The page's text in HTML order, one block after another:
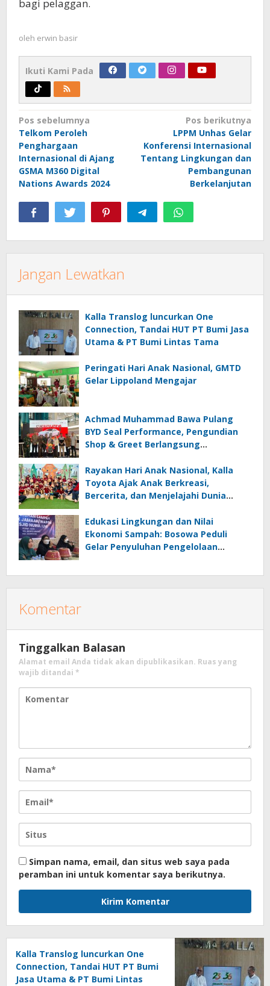
bagi pelaggan.
oleh erwin basir
Ikuti Kami Pada
Navigasi
pos
Pos sebelumnya
Telkom Peroleh
Penghargaan
Internasional di Ajang
GSMA M360 Digital
Nations Awards 2024
Pos berikutnya
LPPM Unhas Gelar
Konferensi Internasional
Tentang Lingkungan dan
Pembangunan
Berkelanjutan
Jangan Lewatkan
Kalla Translog luncurkan One
Connection, Tandai HUT PT Bumi Jasa
Utama & PT Bumi Lintas Tama
Peringati Hari Anak Nasional, GMTD
Gelar Lippoland Mengajar
Achmad Muhammad Bawa Pulang
BYD Seal Performance, Pengundian
Shop & Greet Berlangsung
Rayakan Hari Anak Nasional, Kalla
Toyota Ajak Anak Berkreasi,
Bercerita, dan Menjelajahi Dunia
Edukasi Lingkungan dan Nilai
Ekonomi Sampah: Bosowa Peduli
Gelar Penyuluhan Pengelolaan
Komentar
Tinggalkan Balasan
Alamat email Anda tidak akan dipublikasikan. Ruas yang
wajib ditandai *
Simpan nama, email, dan situs web saya pada
peramban ini untuk komentar saya berikutnya.
Kalla Translog luncurkan One
Connection, Tandai HUT PT Bumi
Jasa Utama & PT Bumi Lintas